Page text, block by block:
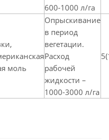
600-1000 л/га
моль
Опрыскивание
в период
вегетации.
Расход
рабочей
жидкости –
1000-3000 л/га